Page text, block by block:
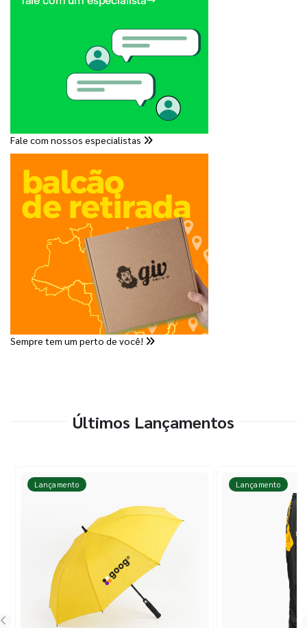
Fale com nossos especialistas
Sempre tem um perto de você!
Últimos Lançamentos
Lançamento Lançamento